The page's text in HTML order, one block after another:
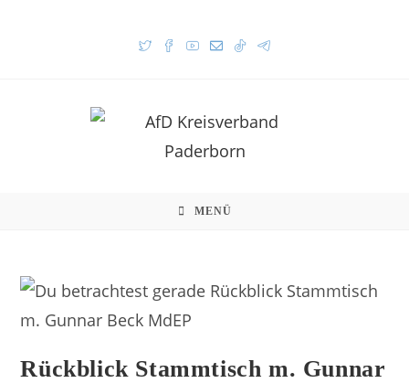
MENÜ
Rückblick Stammtisch m. Gunnar